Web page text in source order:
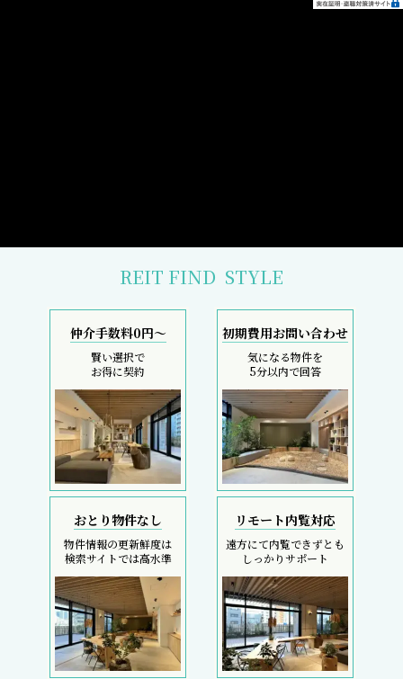
REIT FIND STYLE
仲介手数料0円～
賢い選択で
お得に契約
初期費用お問い合わせ
気になる物件を
5分以内で回答
おとり物件なし
物件情報の更新鮮度は
検索サイトでは高水準
リモート内覧対応
遠方にて内覧できずとも
しっかりサポート